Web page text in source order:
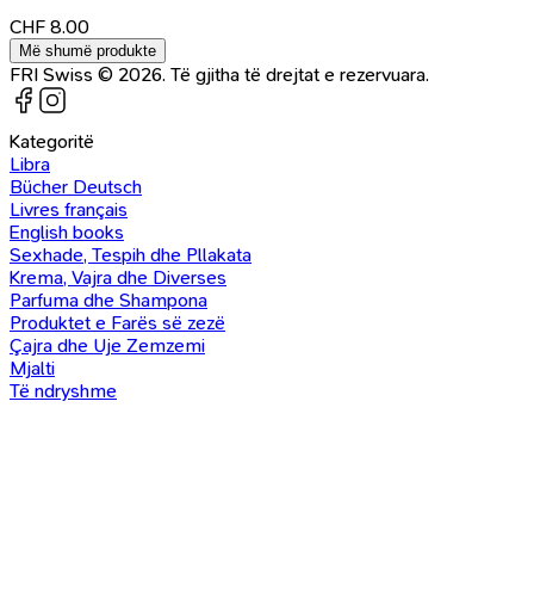
CHF 8.00
Më shumë produkte
FRI Swiss © 2026. Të gjitha të drejtat e rezervuara.
Kategoritë
Libra
Bücher Deutsch
Livres français
English books
Sexhade, Tespih dhe Pllakata
Krema, Vajra dhe Diverses
Parfuma dhe Shampona
Produktet e Farës së zezë
Çajra dhe Uje Zemzemi
Mjalti
Të ndryshme